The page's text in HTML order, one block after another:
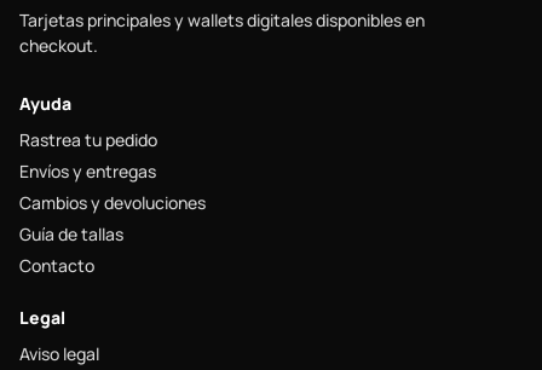
Tarjetas principales y wallets digitales disponibles en
checkout.
Ayuda
Rastrea tu pedido
Envíos y entregas
Cambios y devoluciones
Guía de tallas
Contacto
Legal
Aviso legal